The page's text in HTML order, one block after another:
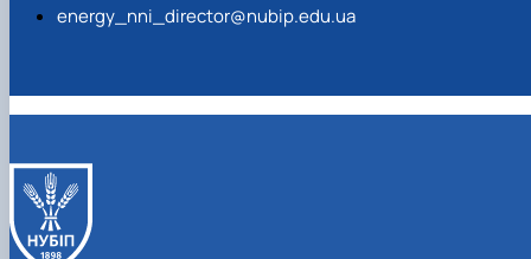
energy_nni_director@nubip.edu.ua